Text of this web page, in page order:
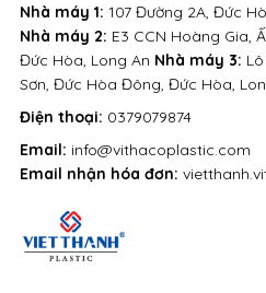
Điện thoại: 0379079874
Email: info@vithacoplastic.com
Email nhận hóa đơn:
Nhà máy 1: 107 Đường 2A, Đức
Nhà máy 2: E3 CCN Hoàng Gia,
Đức Hòa, Long An Nhà máy 3:
Sơn, Đức Hòa Đông, Đức Hòa,